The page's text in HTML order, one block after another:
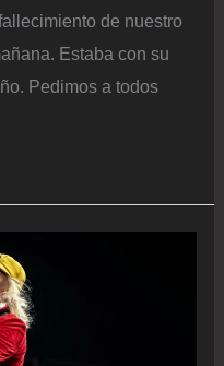
de nuestro
Estaba con su
Pedimos a todos